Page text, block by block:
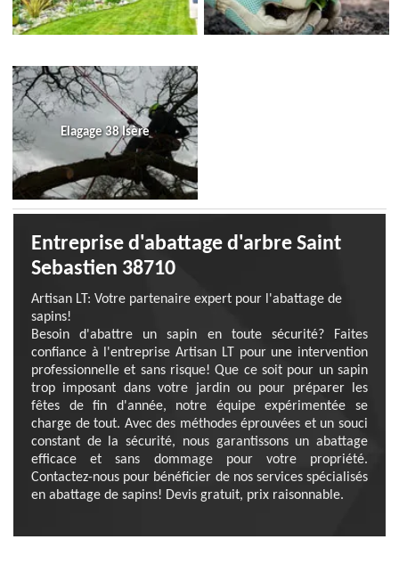
Elagage 38 Isère
Entreprise d'abattage d'arbre Saint
Sebastien 38710
Artisan LT: Votre partenaire expert pour l'abattage de
sapins!
Besoin d'abattre un sapin en toute sécurité? Faites
confiance à l'entreprise Artisan LT pour une intervention
professionnelle et sans risque! Que ce soit pour un sapin
trop imposant dans votre jardin ou pour préparer les
fêtes de fin d'année, notre équipe expérimentée se
charge de tout. Avec des méthodes éprouvées et un souci
constant de la sécurité, nous garantissons un abattage
efficace et sans dommage pour votre propriété.
Contactez-nous pour bénéficier de nos services spécialisés
en abattage de sapins! Devis gratuit, prix raisonnable.